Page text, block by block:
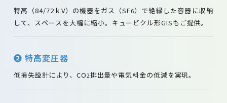
特高（84/72ｋV）の機器をガス（SF6）で絶縁した容器に収納
して、スペースを大幅に縮小。キュービクル形GISもご提供。
❷ 特高変圧器
低損失設計により、CO2排出量や電気料金の低減を実現。